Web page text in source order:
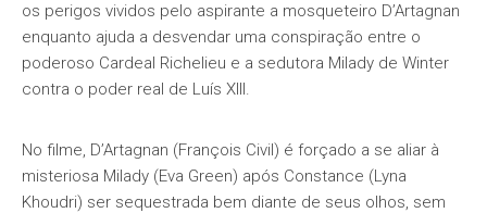
os perigos vividos pelo aspirante a mosqueteiro D’Artagnan
enquanto ajuda a desvendar uma conspiração entre o
poderoso Cardeal Richelieu e a sedutora Milady de Winter
contra o poder real de Luís XIII.
No filme, D’Artagnan (François Civil) é forçado a se aliar à
misteriosa Milady (Eva Green) após Constance (Lyna
Khoudri) ser sequestrada bem diante de seus olhos, sem